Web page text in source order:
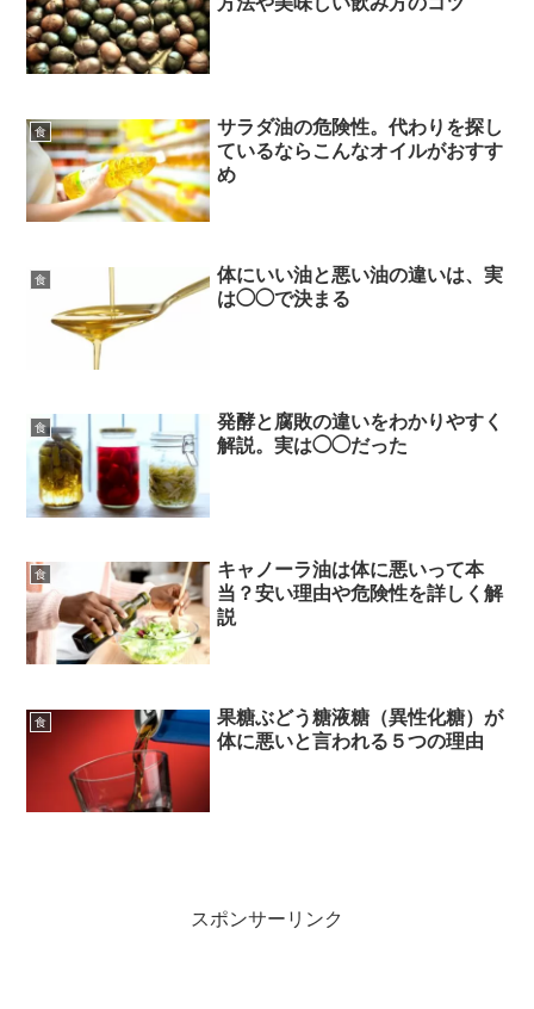
食
サラダ油の危険性。代わりを探し
ているならこんなオイルがおすす
め
食
体にいい油と悪い油の違いは、実
は◯◯で決まる
食
発酵と腐敗の違いをわかりやすく
解説。実は◯◯だった
食
キャノーラ油は体に悪いって本
当？安い理由や危険性を詳しく解
説
食
果糖ぶどう糖液糖（異性化糖）が
体に悪いと言われる５つの理由
スポンサーリンク